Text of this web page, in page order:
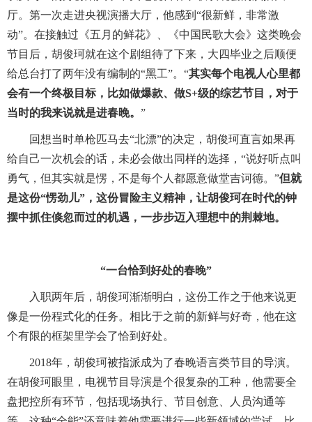
厅。第一次走进央视演播大厅，他感到“很新鲜，非常激
动”。在接触过《五月的鲜花》、《中国民歌大会》这类晚会
节目后，胡俊珂就在这个剧组待了下来，大四毕业之后顺便
给总台打了两年没有编制的“黑工”。“其实每个电视人心里都
会有一个终极目标，比如做爆款、做S+级的综艺节目，对于
当时的我来说就是进春晚。 ”
回想当时单枪匹马去“北漂”的决定，胡俊珂直言如果再
给自己一次机会的话，未必会做出同样的选择，“说好听点叫
勇气，但其实就是愣，不是每个人都愿意做堂吉诃德。”但就
是这份“愣劲儿”，这份冒险主义精神，让胡俊珂在时代的钟
摆中抓住倏忽而过的机遇，一步步迈入理想中的荆棘地。
“一台恰到好处的春晚”
入职两年后，胡俊珂渐渐明白，这份工作之于他来说更
像是一份程式化的任务。相比于之前的新鲜与好奇，他在这
个有限的框架里学会了恰到好处。
2018年，胡俊珂被指派成为了春晚语言类节目的导演。
在胡俊珂眼里，电视节目导演是个很复杂的工种，他需要全
盘把控所有环节，包括现场执行、节目创意、人员沟通等